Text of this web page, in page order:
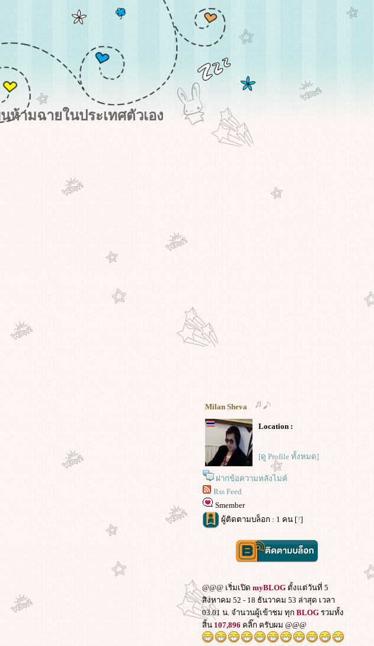
ามฉายในประเทศตัวเอง
Milan Sheva
Location :
[ดู Profile ทั้งหมด]
ฝากข้อความหลังไมค์
Rss Feed
Smember
ผู้ติดตามบล็อก : 1 คน [?]
@@@ เริ่มเปิด myBLOG ตั้งแต่วันที่ 5
สิงหาคม 52 - 18 ธันวาคม 53 ล่าสุด เวลา
03.01 น. จำนวนผู้เข้าชม ทุก BLOG รวมทั้ง
สิ้น 107,896 คลิ๊ก ครับผม @@@